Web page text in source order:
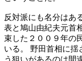
反対派にも名分はあ
表と鳩山由紀夫元首
束した２００９年の
いる。 野田首相に揺
う狙いがあるのは間